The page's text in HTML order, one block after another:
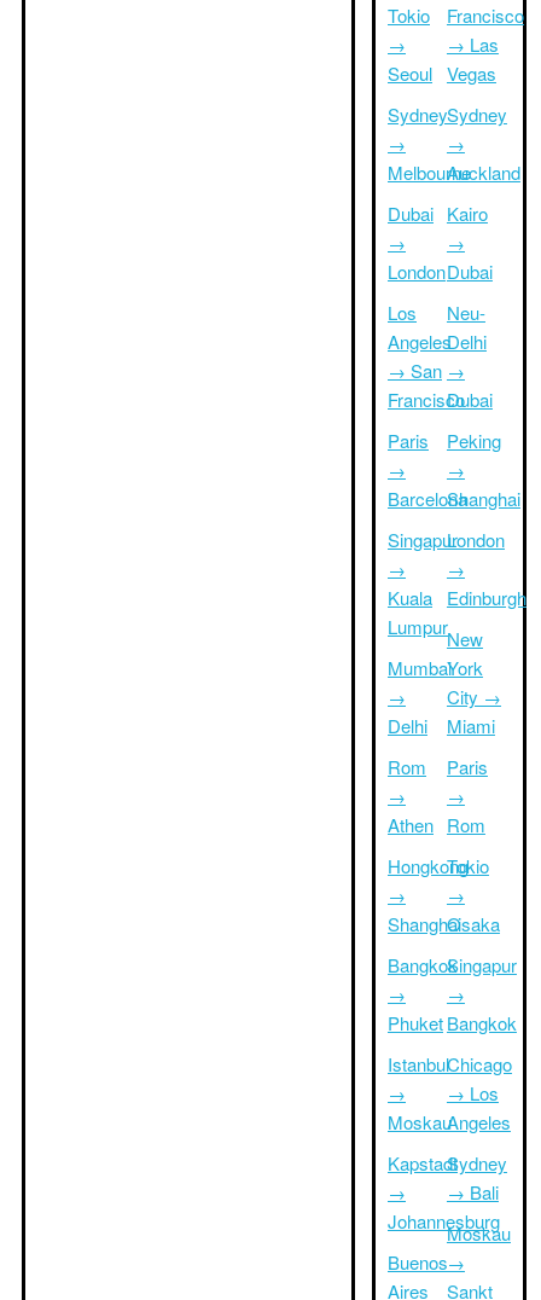
Tokio
→
Seoul
Sydney
→
Melbourne
Dubai
→
London
Los
Angeles
→ San
Francisco
Paris
→
Barcelona
Singapur
→
Kuala
Lumpur
Mumbai
→
Delhi
Rom
→
Athen
Hongkong
→
Shanghai
Bangkok
→
Phuket
Istanbul
→
Moskau
Kapstadt
→
Johannesburg
Buenos
Aires
Francisco
→ Las
Vegas
Sydney
→
Auckland
Kairo
→
Dubai
Neu-
Delhi
→
Dubai
Peking
→
Shanghai
London
→
Edinburgh
New
York
City →
Miami
Paris
→
Rom
Tokio
→
Osaka
Singapur
→
Bangkok
Chicago
→ Los
Angeles
Sydney
→ Bali
Moskau
→
Sankt